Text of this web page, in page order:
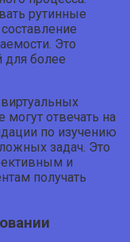
рутинные
Это
для более
отвечать на
по изучению
задач. Это
и
получать